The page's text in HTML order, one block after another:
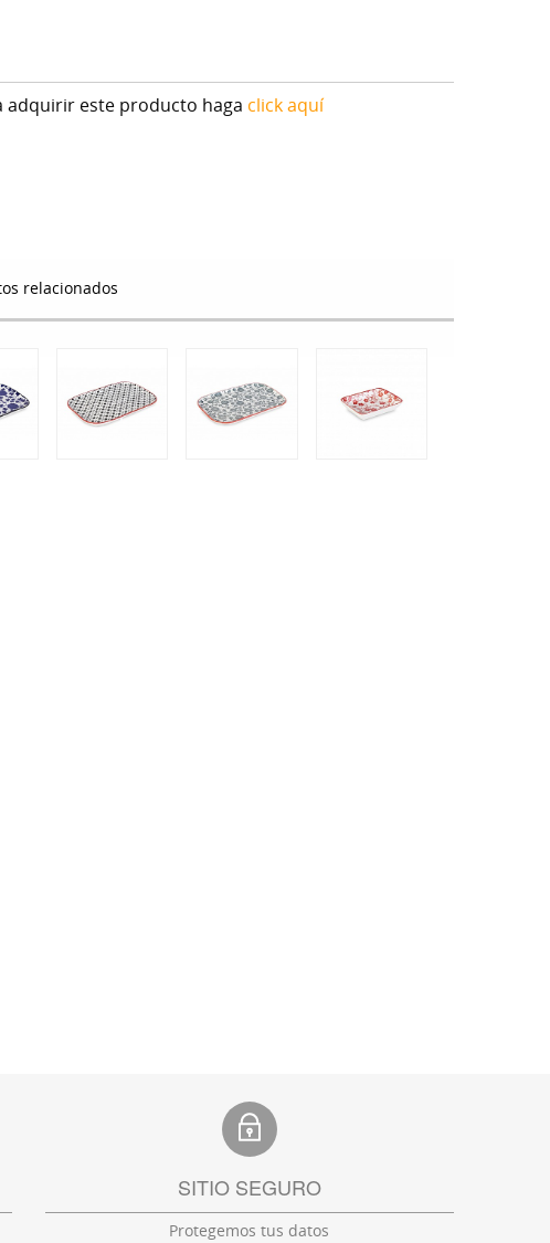
adquirir este producto haga click aquí
relacionados
SITIO SEGURO
Protegemos tus datos